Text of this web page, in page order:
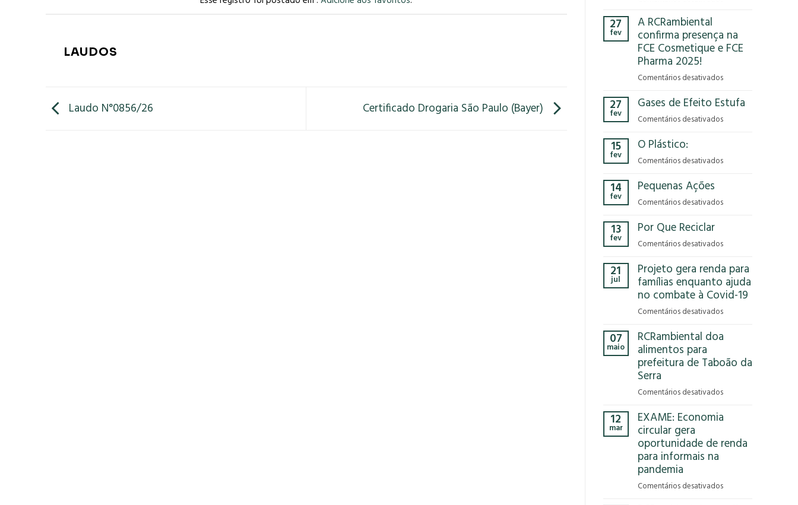
LAUDOS
Laudo N°0856/26 Certificado Drogaria São Paulo (Bayer)
parou
para
impacto
que
o
modelo
no
27
fev
A RCRambiental
confirma presença na
FCE Cosmetique e FCE
Pharma 2025!
Comentários desativadosem
RCRambiental
confirma
Cosmetique
Pharma
27
fev
Gases de Efeito Estufa
Comentários desativadosem
Efeito
15
fev
O Plástico:
Comentários desativadosem
14
fev
Pequenas Ações
Comentários desativadosem
13
fev
Por Que Reciclar
Comentários desativadosem
Que
Reciclar
21
jul
Projeto gera renda para
famílias enquanto ajuda
no combate à Covid-19
Comentários desativadosem
gera
para
ajuda
combate
Covid-
07
maio
RCRambiental doa
alimentos para
prefeitura de Taboão da
Serra
Comentários desativadosem
doa
para
da
12
mar
EXAME: Economia
circular gera
oportunidade de renda
para informais na
pandemia
Comentários desativadosem